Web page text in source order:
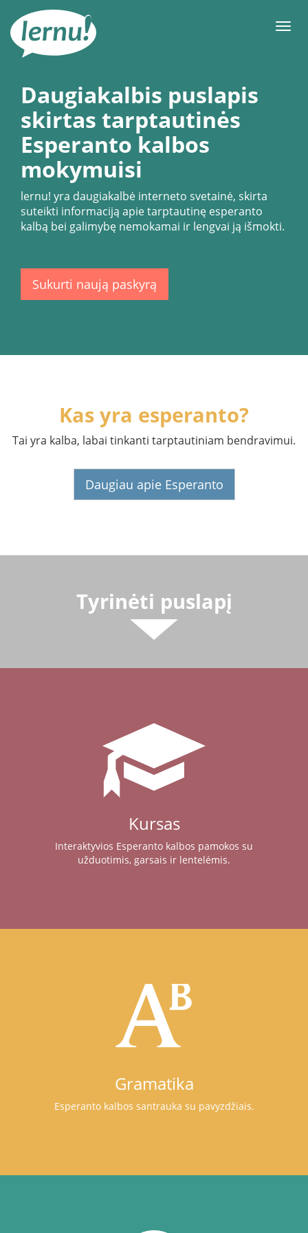
turinį
Daugiakalbis puslapis
skirtas tarptautinės
Esperanto kalbos
mokymuisi
lernu! yra daugiakalbė interneto svetainė, skirta
suteikti informaciją apie tarptautinę esperanto
kalbą bei galimybę nemokamai ir lengvai ją išmokti.
Sukurti naują paskyrą
Kas yra esperanto?
Tai yra kalba, labai tinkanti tarptautiniam bendravimui.
Daugiau apie Esperanto
Tyrinėti puslapį
Kursas
Interaktyvios Esperanto kalbos pamokos su
užduotimis, garsais ir lentelėmis.
Gramatika
Esperanto kalbos santrauka su pavyzdžiais.